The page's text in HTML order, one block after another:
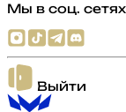
Мы в соц.
Выйти